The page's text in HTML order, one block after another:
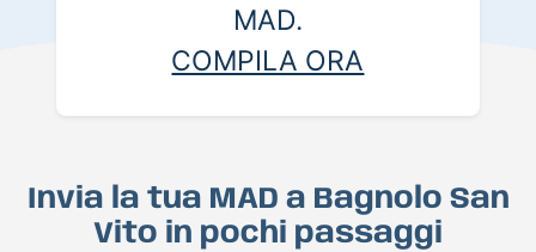
MAD.
COMPILA ORA
Invia la tua MAD a Bagnolo San
Vito in pochi passaggi